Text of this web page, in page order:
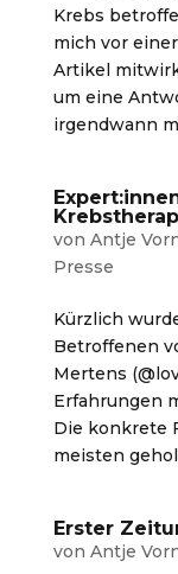
Krebs
mich vor
Artikel
um eine
irgendwann
von Antje
Presse
Kürzlich
Betroffenen
Mertens
Erfahrungen
Die konkrete
meisten
Erster
von Antje